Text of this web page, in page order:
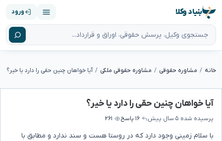
بنیاد وکلا ورود
خانه مشاوره حقوقی مشاوره حقوقی ملکی آیا خواهان چنین حقی را دارد یا خیر؟
آیا خواهان چنین حقی را دارد یا خیر؟
پرسیده شده ۵ سال پیش ۱۶ پاسخ ۲۶۱
با سلام زمینی وجود دارد که در روستا هست و سند ندارد و مطابق با